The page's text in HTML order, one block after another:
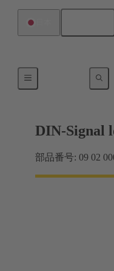
DIN-Signal
部品番号: 09 02